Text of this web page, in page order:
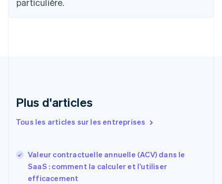
particulière.
Plus d'articles
Tous les articles sur les entreprises
Valeur contractuelle annuelle (ACV) dans le
SaaS : comment la calculer et l’utiliser
efficacement
Chine continentale
Espagne
Estonie
EnglishEspañol简体中文
Finlande
EnglishSvenska